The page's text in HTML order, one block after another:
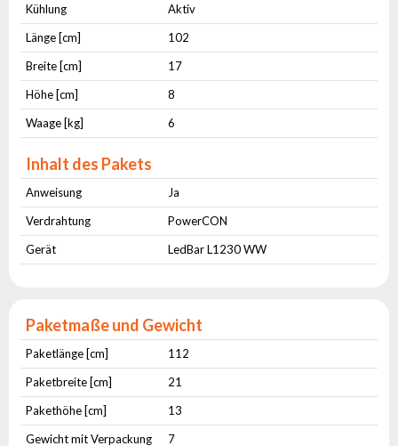
Kühlung
Aktiv
Länge [cm]
102
Breite [cm]
17
Höhe [cm]
8
Waage [kg]
6
Inhalt des Pakets
Anweisung
Ja
Verdrahtung
PowerCON
Gerät
LedBar L1230 WW
Paketmaße und Gewicht
Paketlänge [cm]
112
Paketbreite [cm]
21
Pakethöhe [cm]
13
Gewicht mit Verpackung
7